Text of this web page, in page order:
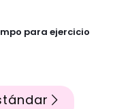
para ejercicio